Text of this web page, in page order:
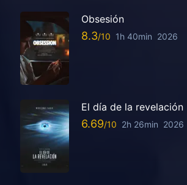
Obsesión
8.3 1h 40min 2026
El día de la revelación
6.69 2h 26min 2026